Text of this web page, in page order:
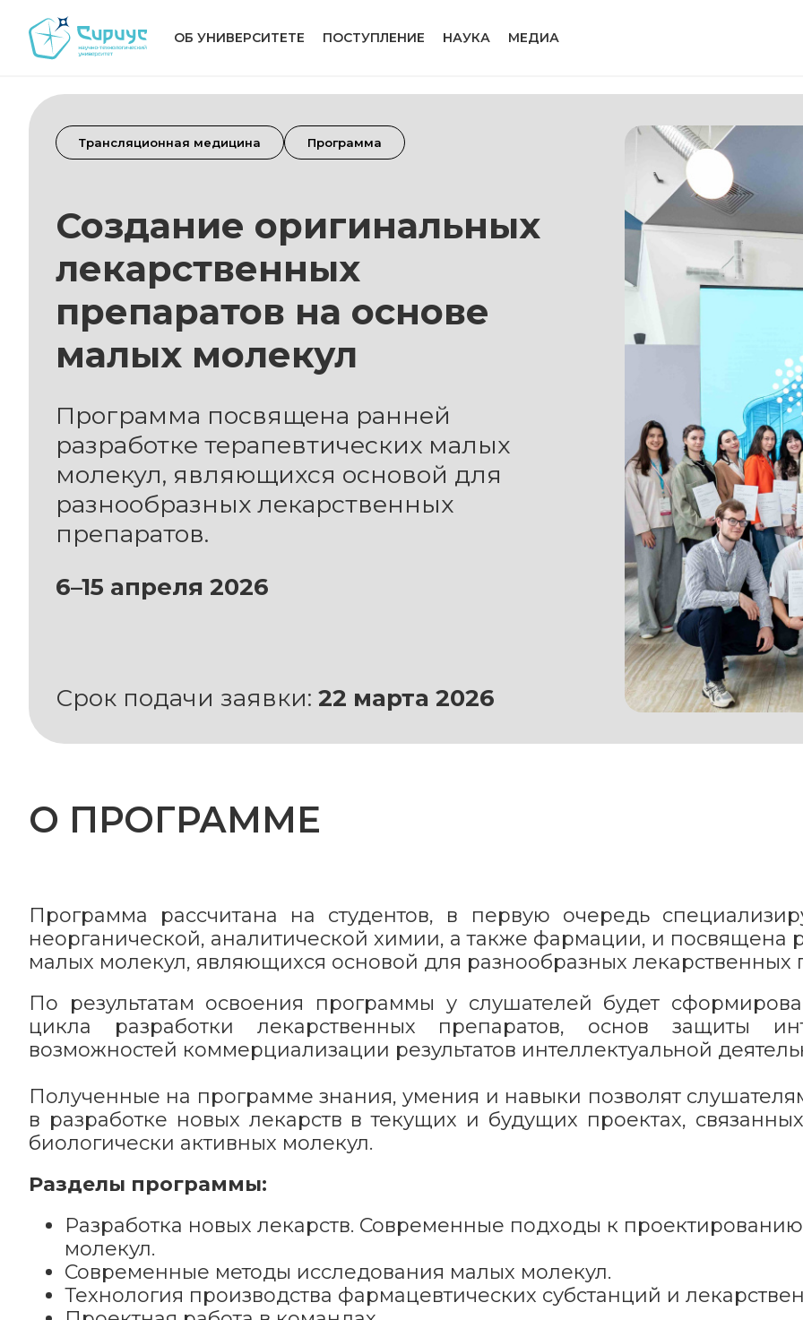
ОБ УНИВЕРСИТЕТЕ ПОСТУПЛЕНИЕ НАУКА МЕДИА
Трансляционная медицина Программа
Создание оригинальных
лекарственных
препаратов на основе
малых молекул
Программа посвящена ранней
разработке терапевтических малых
молекул, являющихся основой для
разнообразных лекарственных
препаратов.
6–15 апреля 2026
Срок подачи заявки: 22 марта 2026
О ПРОГРАММЕ
Программа рассчитана на студентов, в первую очередь
неорганической, аналитической химии, а также фармации, и посвящена
малых молекул, являющихся основой для разнообразных лекарственных
По результатам освоения программы у слушателей будет
цикла разработки лекарственных препаратов, основ защиты
возможностей коммерциализации результатов интеллектуальной
Полученные на программе знания, умения и навыки позволят
в разработке новых лекарств в текущих и будущих проектах,
биологически активных молекул.
Разделы программы:
Разработка новых лекарств. Современные подходы к
молекул.
Современные методы исследования малых молекул.
Технология производства фармацевтических субстанций и